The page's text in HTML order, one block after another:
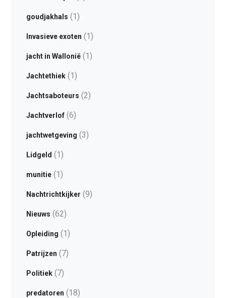
goudjakhals (1)
Invasieve exoten (1)
jacht in Wallonië(1)
Jachtethiek(1)
Jachtsaboteurs (2)
Jachtverlof(6)
jachtwetgeving (3)
Lidgeld (1)
munitie(1)
Nachtrichtkijker (9)
Nieuws (62)
Opleiding (1)
Patrijzen (7)
Politiek(7)
predatoren (18)